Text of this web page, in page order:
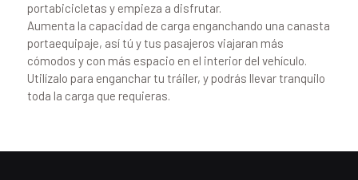
portabicicletas y empieza a disfrutar.
Aumenta la capacidad de carga enganchando una canasta
portaequipaje, así tú y tus pasajeros viajaran más
cómodos y con más espacio en el interior del vehículo.
Utilízalo para enganchar tu tráiler, y podrás llevar tranquilo
toda la carga que requieras.